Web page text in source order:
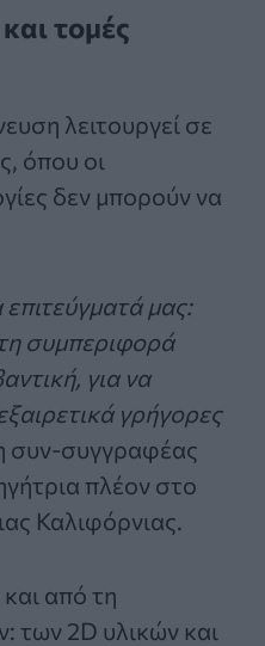
τομές
λειτουργεί σε
όπου οι
δεν μπορούν να
μας:
συμπεριφορά
για να
γρήγορες
συν-συγγραφέας
πλέον στο
Καλιφόρνιας.
από τη
των 2D υλικών και